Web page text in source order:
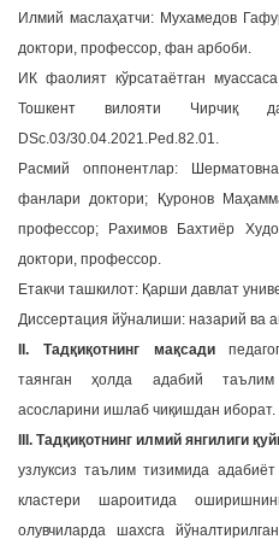
Илмий маслаҳатчи: Мухамедов
доктори, профессор, фан арбоби.
ИК фаолият кўрсатаётган
Тошкент вилояти Чирчиқ
DSc.03/30.04.2021.Ped.82.01.
Расмий оппонентлар:
фанлари доктори; Қуронов
профессор; Рахимов Бахтиёр
доктори, профессор.
Етакчи ташкилот: Қарши давлат
Диссертация йўналиши: назарий ва
II. Тадқиқотнинг мақсади
таянган ҳолда адабий таълим
асосларини ишлаб чиқишдан иборат.
III. Тадқиқотнинг илмий янгилиги
узлуксиз таълим тизимида
кластери шароитида
олувчиларда шахсга